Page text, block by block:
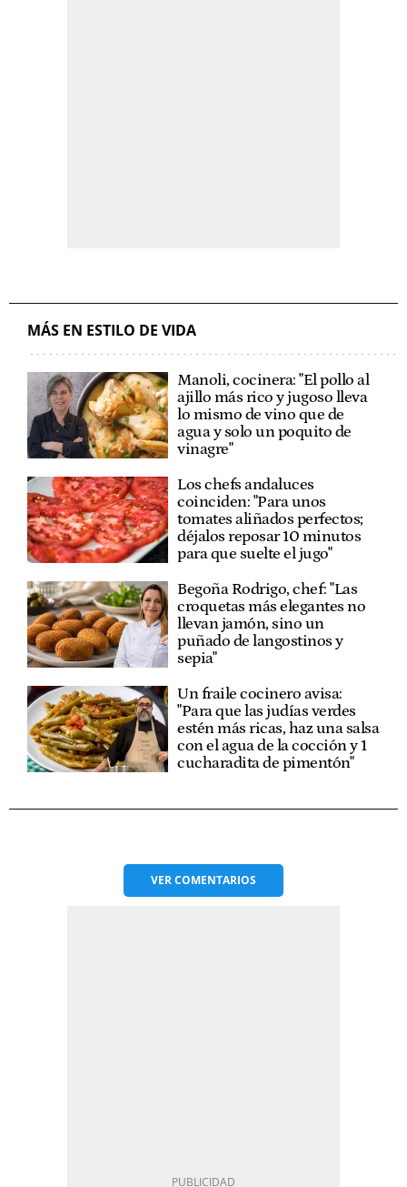
MÁS EN ESTILO DE VIDA
Manoli, cocinera: "El pollo al
ajillo más rico y jugoso lleva
lo mismo de vino que de
agua y solo un poquito de
vinagre"
Los chefs andaluces
coinciden: "Para unos
tomates aliñados perfectos;
déjalos reposar 10 minutos
para que suelte el jugo"
Begoña Rodrigo, chef: "Las
croquetas más elegantes no
llevan jamón, sino un
puñado de langostinos y
sepia"
Un fraile cocinero avisa:
"Para que las judías verdes
estén más ricas, haz una salsa
con el agua de la cocción y 1
cucharadita de pimentón"
VERCOMENTARIOS